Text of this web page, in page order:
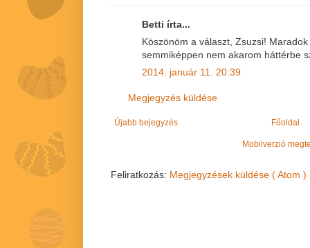
Betti írta...
Köszönöm a választ, Zsuzsi!
semmiképpen nem akarom háttérbe
2014. január 11. 20:39
Megjegyzés küldése
Újabb bejegyzés Főoldal
Mobilverzió
Feliratkozás: Megjegyzések küldése ( Atom )